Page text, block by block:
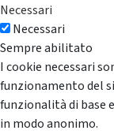
Necessari
Necessari
Sempre abilitato
I cookie necessari
funzionamento del
funzionalità di base
in modo anonimo.